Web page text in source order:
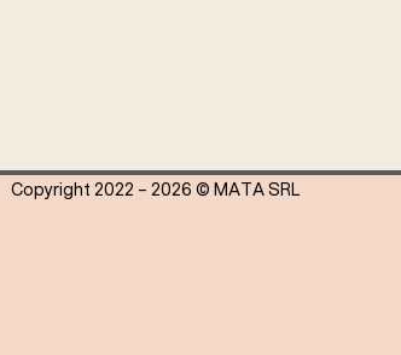
Copyright 2022 – 2026 © MATA SRL